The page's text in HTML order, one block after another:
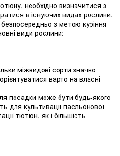
необхідно визначитися з
в існуючих видах рослини.
з метою куріння
види рослини:
міжвидові сорти значно
варто на власні
посадки може бути будь-якого
для культивації пасльонової
тютюн, як і більшість